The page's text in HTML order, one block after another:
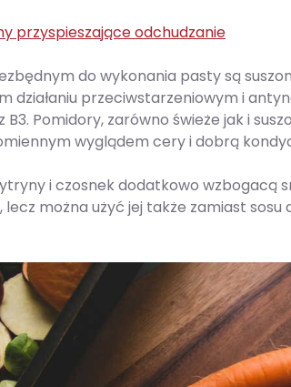
przyspieszające odchudzanie
do wykonania pasty są
działaniu przeciwstarzeniowym i
B3. Pomidory, zarówno świeże jak i
wyglądem cery i dobrą
i czosnek dodatkowo wzbogacą
można użyć jej także zamiast